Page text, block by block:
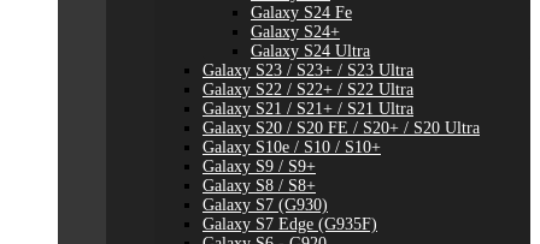
Galaxy S24 Fe
Galaxy S24+
Galaxy S24 Ultra
Galaxy S23 / S23+ / S23 Ultra
Galaxy S22 / S22+ / S22 Ultra
Galaxy S21 / S21+ / S21 Ultra
Galaxy S20 / S20 FE / S20+ / S20 Ultra
Galaxy S10e / S10 / S10+
Galaxy S9 / S9+
Galaxy S8 / S8+
Galaxy S7 (G930)
Galaxy S7 Edge (G935F)